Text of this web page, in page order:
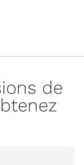
de